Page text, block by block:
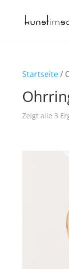
Startseite/
Zeigt alle 3